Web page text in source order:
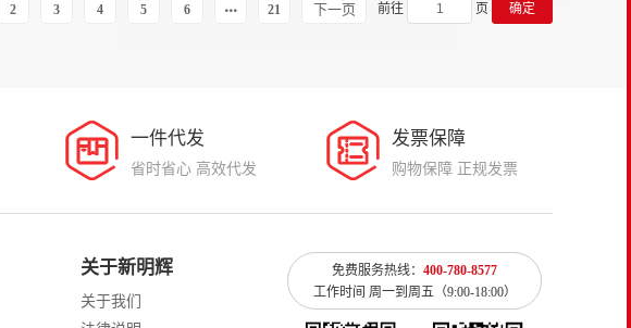
2 3 4 5 6 21 下一页 前往 页 确定
一件代发
省时省心 高效代发
发票保障
购物保障 正规发票
关于新明辉
关于我们
免费服务热线： 400-780-8577
工作时间 周一到周五（9:00-18:00）